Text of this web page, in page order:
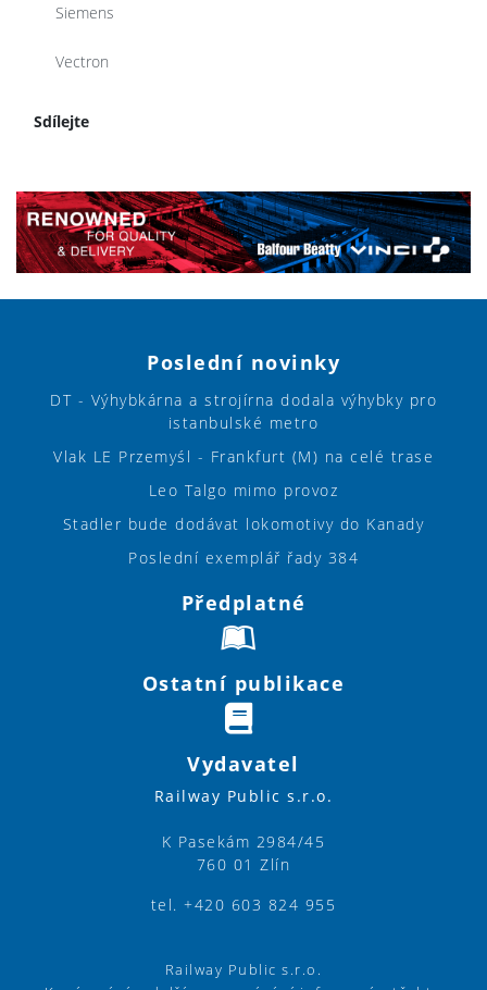
Siemens
Vectron
Sdílejte
Poslední novinky
DT - Výhybkárna a strojírna dodala výhybky pro
istanbulské metro
Vlak LE Przemyśl - Frankfurt (M) na celé trase
Leo Talgo mimo provoz
Stadler bude dodávat lokomotivy do Kanady
Poslední exemplář řady 384
Předplatné
Ostatní publikace
Vydavatel
Railway Public s.r.o.
K Pasekám 2984/45
760 01 Zlín
tel. +420 603 824 955
Railway Public s.r.o.